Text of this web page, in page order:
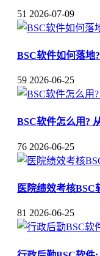
51 2026-07-09
BSC软件如何落地
59 2026-06-25
BSC软件怎么用?
76 2026-06-25
医院绩效考核
81 2026-06-25